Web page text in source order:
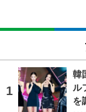
韓
ル
を